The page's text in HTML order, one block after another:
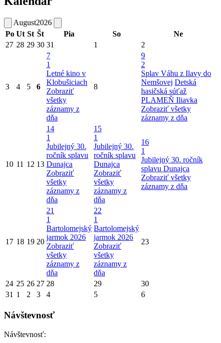
August2026
Po Ut St Št Pia So
Ne
27 28 29 30 31 1 2
3 4 5 6
7
1
Letné kino v
Klobušiciach
Zobraziť
všetky
záznamy z
dňa
8
9
2
Splav Váhu z Ilavy do
Nemšovej Detská
hasičská súťaž
PLAMEŇ Iliavka
Zobraziť všetky
záznamy z dňa
10 11 12 13
14
1
Jubilejný 30.
ročník splavu
Dunajca
Zobraziť
všetky
záznamy z
dňa
15
1
Jubilejný 30.
ročník splavu
Dunajca
Zobraziť
všetky
záznamy z
dňa
16
1
Jubilejný 30. ročník
splavu Dunajca
Zobraziť všetky
záznamy z dňa
17 18 19 20
21
1
Bartolomejský
jarmok 2026
Zobraziť
všetky
záznamy z
dňa
22
1
Bartolomejský
jarmok 2026
Zobraziť
všetky
záznamy z
dňa
23
24 25 26 27 28 29
30
31 1 2 3 4 5 6
Návštevnosť
Návštevnosť: